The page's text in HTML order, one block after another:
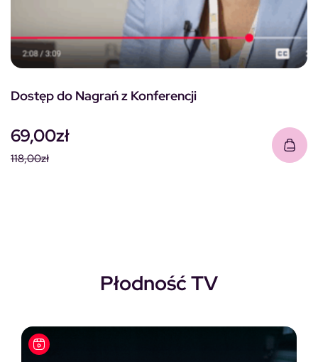
Dostęp do Nagrań z Konferencji
118,00zł
69,00zł
Płodność TV